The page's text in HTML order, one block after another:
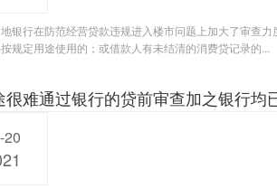
银行在防范经营贷款违规进入楼市问题上加大了审查
规定用途使用的；或借款人有未结清的消费贷记录的...
很难通过银行的贷前审查加之银行
20